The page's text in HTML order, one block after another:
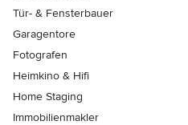
Tür- & Fensterbauer
Garagentore
Fotografen
Heimkino & Hifi
Home Staging
Immobilienmakler